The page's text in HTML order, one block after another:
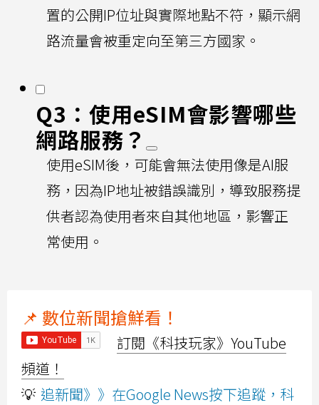
置的公開IP位址與實際地點不符，顯示網
路流量會被重定向至第三方國家。
Q3：使用eSIM會影響哪些
網路服務？
使用eSIM後，可能會無法使用像是AI服
務，因為IP地址被錯誤識別，導致服務提
供者認為使用者來自其他地區，影響正
常使用。
📌 數位新聞搶鮮看！
訂閱《科技玩家》YouTube
頻道！
💡 追新聞》》在Google News按下追蹤，科